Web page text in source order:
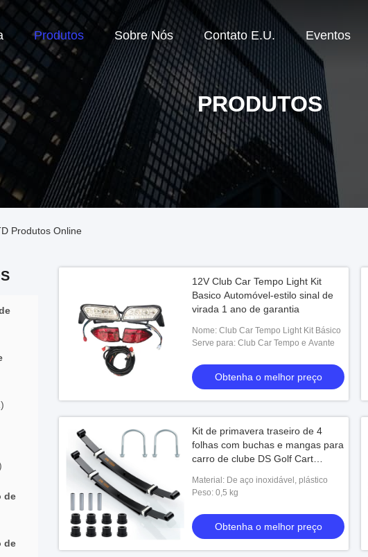
Produtos Sobre Nós Contato E.U. Eventos
PRODUTOS
Produtos Online
de
de
12V Club Car Tempo Light Kit
Basico Automóvel-estilo sinal de
virada 1 ano de garantia
Nome: Club Car Tempo Light Kit Básico
Serve para: Club Car Tempo e Avante
Obtenha o melhor preço
Kit de primavera traseiro de 4
folhas com buchas e mangas para
carro de clube DS Golf Cart
Material: De aço inoxidável, plástico
Peso: 0,5 kg
Obtenha o melhor preço